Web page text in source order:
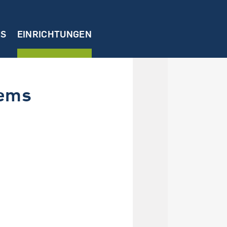
EINRICHTUNGEN